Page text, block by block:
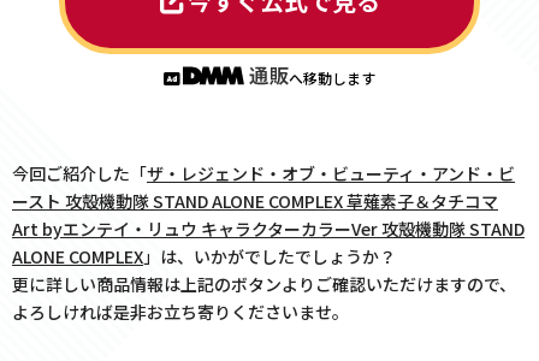
へ移動します
今回ご紹介した「ザ・レジェンド・オブ・ビューティ・アンド・ビ
ースト 攻殻機動隊 STAND ALONE COMPLEX 草薙素子＆タチコマ
Art byエンテイ・リュウ キャラクターカラーVer 攻殻機動隊 STAND
ALONE COMPLEX」は、いかがでしたでしょうか？
更に詳しい商品情報は上記のボタンよりご確認いただけますので、
よろしければ是非お立ち寄りくださいませ。